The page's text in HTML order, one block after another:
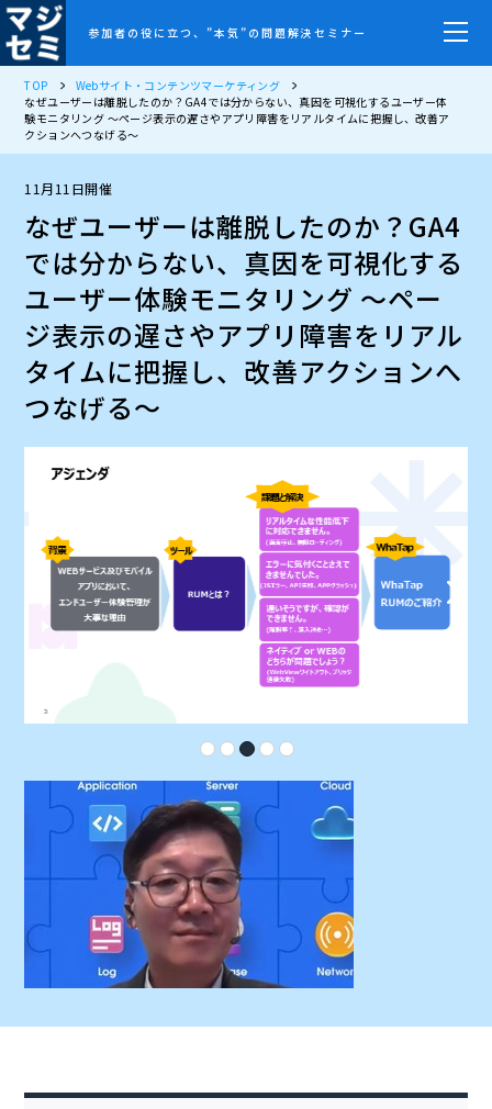
参加者の役に立つ、”本気”の問題解決セミナー
TOP
Webサイト・コンテンツマーケティング
なぜユーザーは離脱したのか？GA4では分からない、真因を可視化するユーザー体
験モニタリング 〜ページ表示の遅さやアプリ障害をリアルタイムに把握し、改善ア
クションへつなげる〜
11月11日開催
なぜユーザーは離脱したのか？GA4
では分からない、真因を可視化する
ユーザー体験モニタリング 〜ペー
ジ表示の遅さやアプリ障害をリアル
タイムに把握し、改善アクションへ
つなげる〜